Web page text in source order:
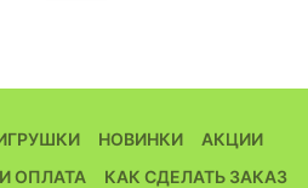
НОВИНКИ
АКЦИИ
ОПЛАТА КАК СДЕЛАТЬ ЗАКАЗ